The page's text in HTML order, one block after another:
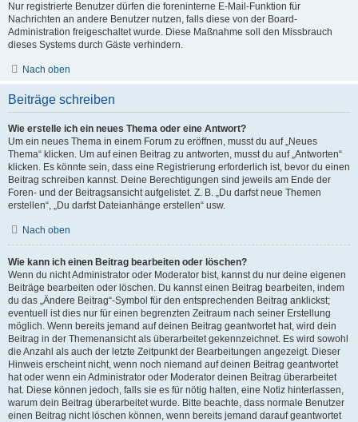
Nur registrierte Benutzer dürfen die foreninterne E-Mail-Funktion für
Nachrichten an andere Benutzer nutzen, falls diese von der Board-
Administration freigeschaltet wurde. Diese Maßnahme soll den Missbrauch
dieses Systems durch Gäste verhindern.
Nach oben
Beiträge schreiben
Wie erstelle ich ein neues Thema oder eine Antwort?
Um ein neues Thema in einem Forum zu eröffnen, musst du auf „Neues
Thema“ klicken. Um auf einen Beitrag zu antworten, musst du auf „Antworten“
klicken. Es könnte sein, dass eine Registrierung erforderlich ist, bevor du einen
Beitrag schreiben kannst. Deine Berechtigungen sind jeweils am Ende der
Foren- und der Beitragsansicht aufgelistet. Z. B. „Du darfst neue Themen
erstellen“, „Du darfst Dateianhänge erstellen“ usw.
Nach oben
Wie kann ich einen Beitrag bearbeiten oder löschen?
Wenn du nicht Administrator oder Moderator bist, kannst du nur deine eigenen
Beiträge bearbeiten oder löschen. Du kannst einen Beitrag bearbeiten, indem
du das „Ändere Beitrag“-Symbol für den entsprechenden Beitrag anklickst;
eventuell ist dies nur für einen begrenzten Zeitraum nach seiner Erstellung
möglich. Wenn bereits jemand auf deinen Beitrag geantwortet hat, wird dein
Beitrag in der Themenansicht als überarbeitet gekennzeichnet. Es wird sowohl
die Anzahl als auch der letzte Zeitpunkt der Bearbeitungen angezeigt. Dieser
Hinweis erscheint nicht, wenn noch niemand auf deinen Beitrag geantwortet
hat oder wenn ein Administrator oder Moderator deinen Beitrag überarbeitet
hat. Diese können jedoch, falls sie es für nötig halten, eine Notiz hinterlassen,
warum dein Beitrag überarbeitet wurde. Bitte beachte, dass normale Benutzer
einen Beitrag nicht löschen können, wenn bereits jemand darauf geantwortet